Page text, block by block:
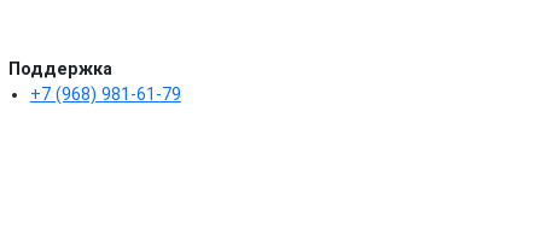
Поддержка
+7 (968) 981-61-79